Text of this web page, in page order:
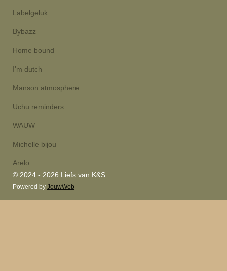
Labelgeluk
Bybazz
Home bound
I'm dutch
Manson atmosphere
Uchu reminders
WAUW
Michelle bijou
Arelo
© 2024 - 2026 Liefs van K&S
Powered by JouwWeb